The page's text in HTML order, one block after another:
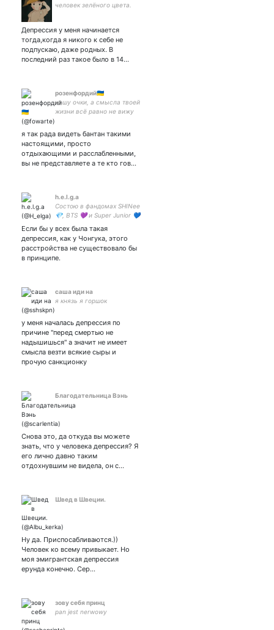
человек зелёного цвета.
Депрессия у меня начинается
тогда,когда я никого к себе не
подпускаю, даже родных. В
последний раз такое было в 14…
розенфордий🇺🇦
ношу очки, а смысла твоей
жизни всё равно не вижу
я так рада видеть бантан такими
настоящими, просто
отдыхающими и расслабленными,
вы не представляете а те кто гов…
h.e.l.g.a
Состою в фандомах SHINее
💎, BTS 💜 и Super Junior 💙
и пишу о многих. Критик.
Хейт АБСОЛЮТНО
ЛЮБОГО артиста, и срачи
- неприемлемы.
Если бы у всех была такая
депрессия, как у Чонгука, этого
расстройства не существовало бы
в принципе.
саша иди на
я князь я горшок
у меня началась депрессия по
причине "перед смертью не
надышишься" а значит не имеет
смысла везти всякие сыры и
прочую санкционку
Благодательница Вэнь
Снова это, да откуда вы можете
знать, что у человека депрессия? Я
его лично давно таким
отдохнувшим не видела, он с…
Швед в Швеции.
Ну да. Приспосабливаются.))
Человек ко всему привыкает. Но
моя эмигрантская депрессия
ерунда конечно. Сер…
зову себя принц
pan jest nerwowy